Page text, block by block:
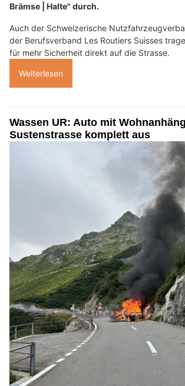
Brämse | Halte" durch.
Auch der Schweizerische
der Berufsverband Les Routiers Suisses
für mehr Sicherheit direkt auf die Strasse.
Weiterlesen
Wassen UR: Auto mit
Sustenstrasse komplett aus